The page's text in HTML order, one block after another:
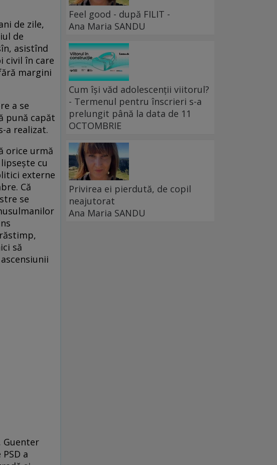
de zile,
de
asistînd
civil în care
margini
a se
pună capăt
a realizat.
orice urmă
cu
externe
Că
se
să
Guenter
a
Feel good - după FILIT -
Ana Maria SANDU
Cum își văd adolescenții viitorul?
- Termenul pentru înscrieri s-a
prelungit până la data de 11
OCTOMBRIE
Privirea ei pierdută, de copil
neajutorat
Ana Maria SANDU